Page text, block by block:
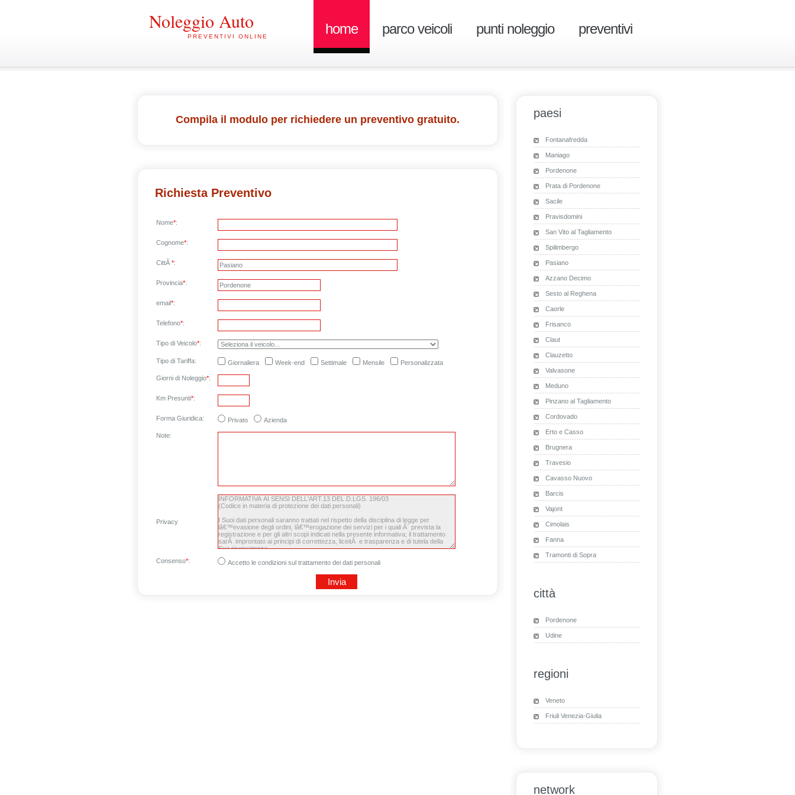
Noleggio Auto
PREVENTIVI ONLINE home parco veicoli punti noleggio preventivi
Compila il modulo per richiedere un preventivo gratuito.
Richiesta Preventivo
Nome*:
Cognome*:
CittÃ *:
Provincia*:
email*:
Telefono*:
Tipo di Veicolo*:
Tipo di Tariffa: Giornaliera Week-end Settimale Mensile Personalizzata
Giorni di Noleggio*:
Km Presunti*:
Forma Giuridica: Privato Azienda
Note:
Privacy
Consenso*: Accetto le condizioni sul trattamento dei dati personali
paesi
Fontanafredda
Maniago
Pordenone
Prata di Pordenone
Sacile
Pravisdomini
San Vito al Tagliamento
Spilimbergo
Pasiano
Azzano Decimo
Sesto al Reghena
Caorle
Frisanco
Claut
Clauzetto
Valvasone
Meduno
Pinzano al Tagliamento
Cordovado
Erto e Casso
Brugnera
Travesio
Cavasso Nuovo
Barcis
Vajont
Cimolais
Fanna
Tramonti di Sopra
città
Pordenone
Udine
regioni
Veneto
Friuli Venezia-Giulia
network